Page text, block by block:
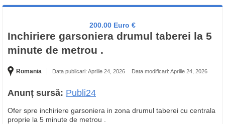
200.00 Euro €
Inchiriere garsoniera drumul taberei la 5
minute de metrou .
Romania Data publicari: Aprilie 24, 2026 Data modificari: Aprilie 24, 2026
Anunț sursă: Publi24
Ofer spre inchiriere garsoniera in zona drumul taberei cu centrala
proprie la 5 minute de metrou .